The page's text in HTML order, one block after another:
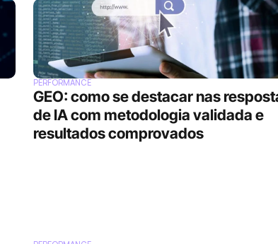
PERFORMANCE
GEO: como se destacar nas
de IA com metodologia validada e
resultados comprovados